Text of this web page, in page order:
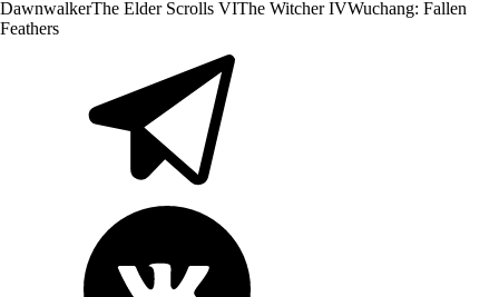
DawnwalkerThe Elder Scrolls VIThe Witcher IVWuchang: Fallen
Feathers